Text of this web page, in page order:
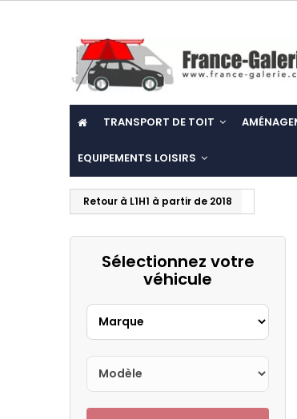
TRANSPORT DE TOIT
EQUIPEMENTS LOISIRS
Retour à L1H1 à partir de 2018
Sélectionnez votre
véhicule